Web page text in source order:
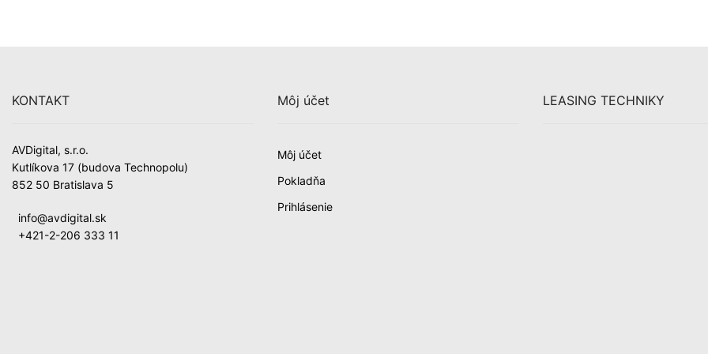
KONTAKT
AVDigital, s.r.o.
Kutlíkova 17 (budova Technopolu)
852 50 Bratislava 5
info@avdigital.sk
+421-2-206 333 11
Môj účet
Môj účet
Pokladňa
Prihlásenie
LEASING TECHNIKY